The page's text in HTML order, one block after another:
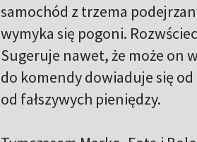
samochód z trzema
wymyka się pogoni.
Sugeruje nawet, że może on
do komendy dowiaduje się
od fałszywych pieniędzy.